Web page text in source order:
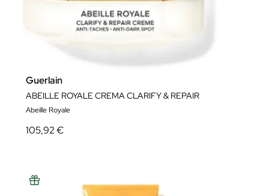
Guerlain
ABEILLE ROYALE CREMA CLARIFY & REPAIR
Abeille Royale
105,92 €